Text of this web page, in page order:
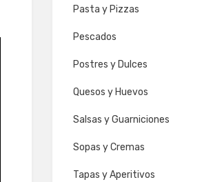
Pasta y Pizzas
Pescados
Postres y Dulces
Quesos y Huevos
Salsas y Guarniciones
Sopas y Cremas
Tapas y Aperitivos